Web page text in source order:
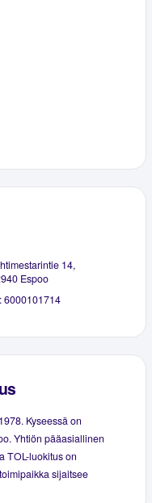
14,
Espoo
6000101714
Kyseessä on
Yhtiön pääasiallinen
TOL-luokitus on
sijaitsee